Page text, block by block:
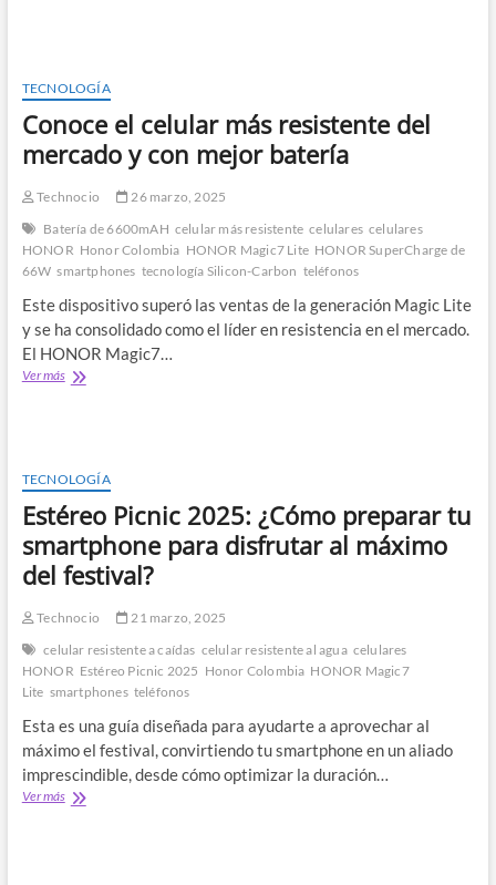
herramientas
de
IA
perfectas
para
tus
fotografías
TECNOLOGÍA
Conoce el celular más resistente del
mercado y con mejor batería
Technocio
26 marzo, 2025
Batería de 6600mAH celular más resistente celulares celulares
HONOR Honor Colombia HONOR Magic7 Lite HONOR SuperCharge de
66W smartphones tecnología Silicon-Carbon teléfonos
Este dispositivo superó las ventas de la generación Magic Lite
y se ha consolidado como el líder en resistencia en el mercado.
El HONOR Magic7…
Ver másConoce
del
mercado
y
con
mejor
batería
TECNOLOGÍA
Estéreo Picnic 2025: ¿Cómo preparar tu
smartphone para disfrutar al máximo
del festival?
Technocio
21 marzo, 2025
celular resistente a caídas celular resistente al agua celulares
HONOR Estéreo Picnic 2025 Honor Colombia HONOR Magic7
Lite smartphones teléfonos
Esta es una guía diseñada para ayudarte a aprovechar al
máximo el festival, convirtiendo tu smartphone en un aliado
imprescindible, desde cómo optimizar la duración…
Ver másEstéreo